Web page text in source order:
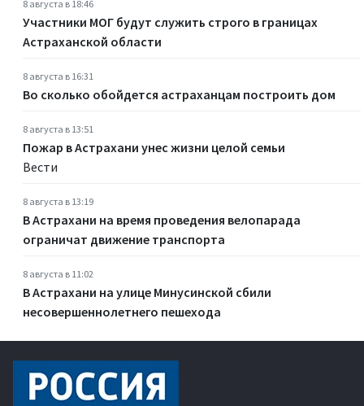
8 августа в 18:46
Участники МОГ будут служить строго в границах
Астраханской области
8 августа в 16:31
Во сколько обойдется астраханцам построить дом
8 августа в 13:51
Пожар в Астрахани унес жизни целой семьи
Вести
8 августа в 13:19
В Астрахани на время проведения велопарада
ограничат движение транспорта
8 августа в 11:02
В Астрахани на улице Минусинской сбили
несовершеннолетнего пешехода